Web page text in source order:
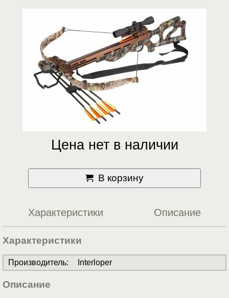
Цена нет в наличии
В корзину
Характеристики Описание
Характеристики
Производитель: Interloper
Описание